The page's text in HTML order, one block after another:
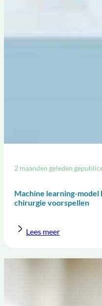
Machine learning-model
chirurgie voorspellen
2 maanden geleden
Lees meer